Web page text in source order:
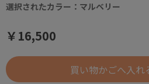
￥16,500
選択されたカラー：マルベリー